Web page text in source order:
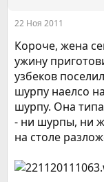
22 Ноя 2011
Короче, жена
ужину
узбеков
шурпу наелсо
шурпу. Она
- ни шурпы, ни
на столе